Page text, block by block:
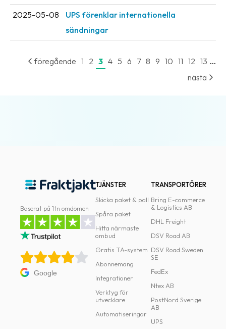
farligt
2025-05-08
UPS förenklar internationella
sändningar
föregående 1 2 3 4 5 6 7 8 9 10 11 12 13 ...
nästa
Baserat på 1tn omdömen
Google
TJÄNSTER
Skicka paket & pall
Spåra paket
Hitta närmaste
ombud
Gratis TA-system
Abonnemang
Integrationer
Verktyg för
utvecklare
Automatiseringar
TRANSPORTÖRER
Bring E-commerce
& Logistics AB
DHL Freight
DSV Road AB
DSV Road Sweden
SE
FedEx
Ntex AB
PostNord Sverige
AB
UPS